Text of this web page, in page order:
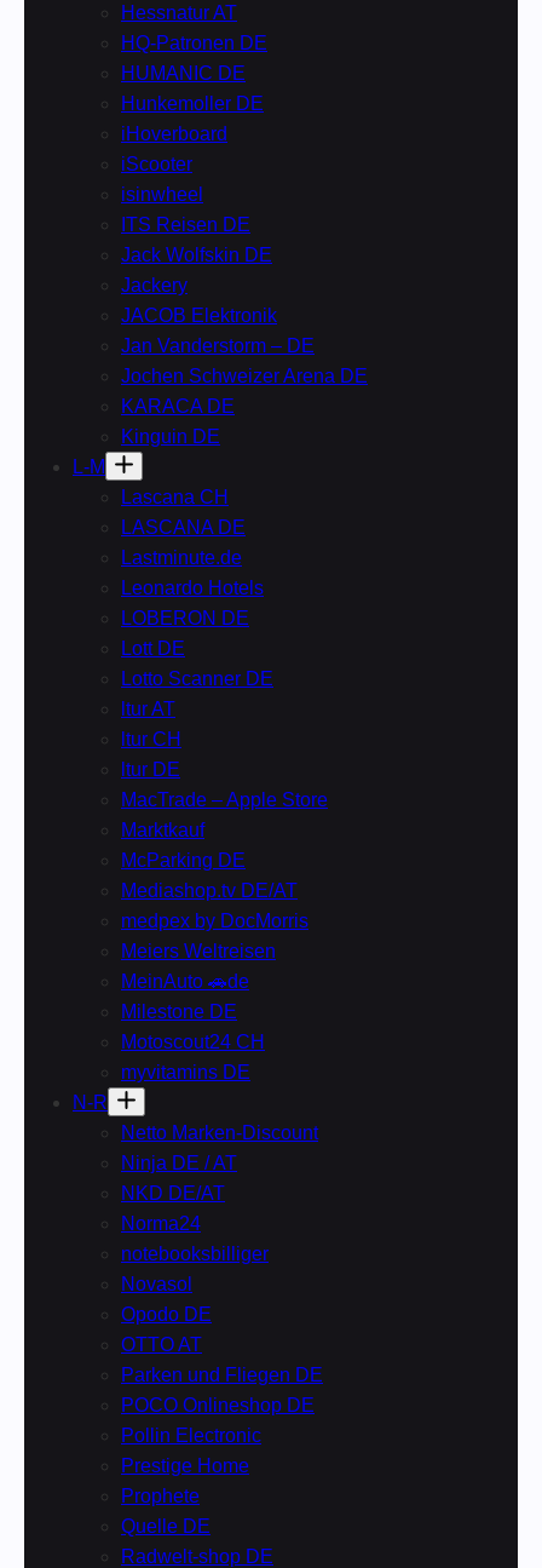
Hessnatur AT
HQ-Patronen DE
HUMANIC DE
Hunkemoller DE
iHoverboard
iScooter
isinwheel
ITS Reisen DE
Jack Wolfskin DE
Jackery
JACOB Elektronik
Jan Vanderstorm – DE
Jochen Schweizer Arena DE
KARACA DE
Kinguin DE
L-M
Lascana CH
LASCANA DE
Lastminute.de
Leonardo Hotels
LOBERON DE
Lott DE
Lotto Scanner DE
ltur AT
ltur CH
ltur DE
MacTrade – Apple Store
Marktkauf
McParking DE
Mediashop.tv DE/AT
medpex by DocMorris
Meiers Weltreisen
MeinAuto 🚗de
Milestone DE
Motoscout24 CH
myvitamins DE
N-R
Netto Marken-Discount
Ninja DE / AT
NKD DE/AT
Norma24
notebooksbilliger
Novasol
Opodo DE
OTTO AT
Parken und Fliegen DE
POCO Onlineshop DE
Pollin Electronic
Prestige Home
Prophete
Quelle DE
Radwelt-shop DE